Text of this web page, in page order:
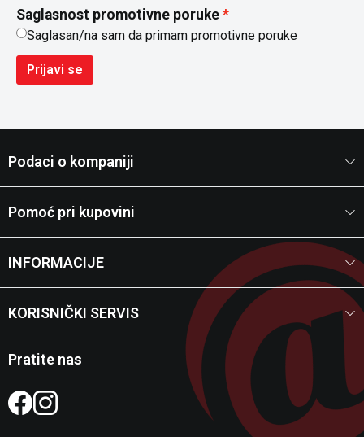
Saglasnost promotivne poruke
Saglasan/na sam da primam promotivne poruke
Prijavi se
Podaci o kompaniji
Pomoć pri kupovini
INFORMACIJE
KORISNIČKI SERVIS
Pratite nas